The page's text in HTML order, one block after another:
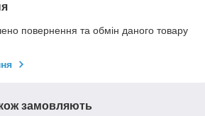
повернення та обмін даного товару
замовляють